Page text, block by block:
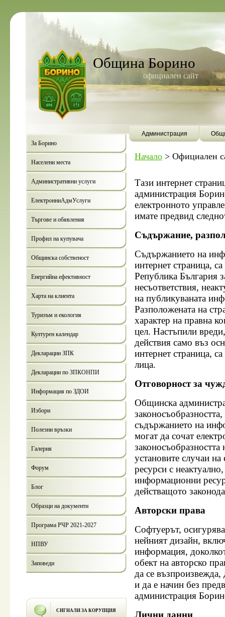
Община Борино
официален сайт
Администрация
За Борино
Населени места
Административни услуги
ЕлектронниАдмУслуги
Търгове и обявления
Профил на купувача
Общинска собственост
Енергийна ефективност
Харта на клиента
Туризъм и екология
Културен календар
Декларации ЗПК
Декларации по ЗПКОНПИ
Информация по ЗДОИ
Избори
Полезни връзки
Галерия
Форум
Блог
Образци на документи
Програма РЧР 2021-2027
НПВУ
Заповеди
СИГНАЛИ ЗА КОРУПЦИЯ
Начало > Официален
Тази интернет
администрация
електронното
имате предвид
Съдържание,
Съдържанието на
интернет страница,
Република България
несъответствия,
на публикуваната
Разположената на
характер на правна
цел. Настъпили
действия само въз
интернет страница,
лица.
Отговорност за
Общинска
съдържанието на
могат да сочат
установите случаи
ресурси с
информационни
действащото
Авторски права
Софтуерът,
нейният дизайн,
информация,
обект на авторско
да се
и да е начин без
администрация
Лични данни